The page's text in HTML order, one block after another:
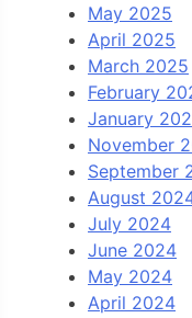
May 2025
April 2025
March 2025
February
January
November
September
August
July 2024
June 2024
May 2024
April 2024